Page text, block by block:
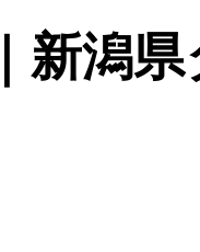
新潟